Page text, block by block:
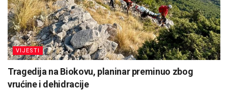
VIJESTI
Tragedija na Biokovu, planinar preminuo zbog
vrućine i dehidracije